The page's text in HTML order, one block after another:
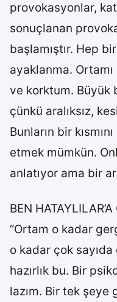
provokasyonlar,
sonuçlanan
başlamıştır. Hep
ayaklanma.
ve korktum. Büyük
çünkü aralıksız,
Bunların bir
etmek mümkün.
anlatıyor ama bir
BEN
“Ortam o kadar
o kadar çok
hazırlık bu. Bir
lazım. Bir tek şeye